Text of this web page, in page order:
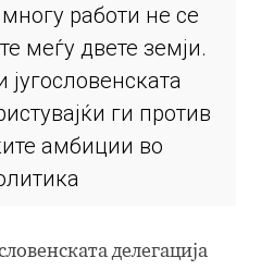
работи не се
меѓу двете земји.
ги против
амбиции во
делегација